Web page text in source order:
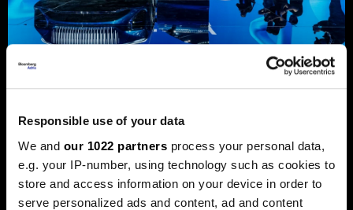
Responsible use of your data
We and our 1022 partners process your personal data,
e.g. your IP-number, using technology such as cookies to
store and access information on your device in order to
serve personalized ads and content, ad and content
Preokret u autoindustriji: Geely
preuzima inicijativu od BYD-a
Geely se u vremenima neizvjesnosti oslanja na globalnu
prodajnu mrežu i za kineski brend netipičnu raznolikost
pogonskih sklopova, budući da proizvodi i modele s
motorima s unutarnjim izgaranjem.